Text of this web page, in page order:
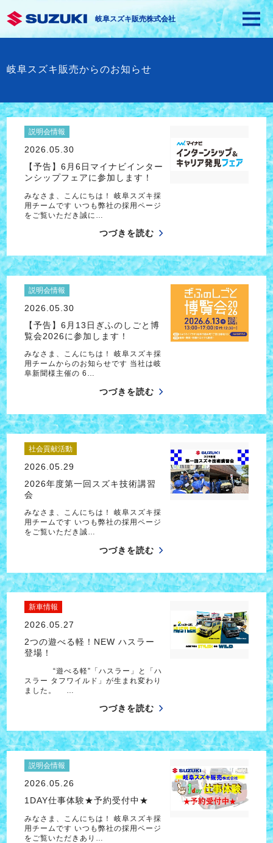
岐阜スズキ販売株式会社
岐阜スズキ販売からのお知らせ
説明会情報
2026.05.30
【予告】6月6日マイナビインター
ンシップフェアに参加します！
みなさま、こんにちは！ 岐阜スズキ採
用チームです いつも弊社の採用ページ
をご覧いただき誠に…
つづきを読む
説明会情報
2026.05.30
【予告】6月13日ぎふのしごと博
覧会2026に参加します！
みなさま、こんにちは！ 岐阜スズキ採
用チームからのお知らせです 当社は岐
阜新聞様主催の 6…
つづきを読む
社会貢献活動
2026.05.29
2026年度第一回スズキ技術講習
会
みなさま、こんにちは！ 岐阜スズキ採
用チームです いつも弊社の採用ページ
をご覧いただき誠…
つづきを読む
新車情報
2026.05.27
2つの遊べる軽！NEW ハスラー
登場！
“遊べる軽”「ハスラー」と「ハ
スラー タフワイルド」が生まれ変わり
ました。 …
つづきを読む
説明会情報
2026.05.26
1DAY仕事体験★予約受付中★
みなさま、こんにちは！ 岐阜スズキ採
用チームです いつも弊社の採用ページ
をご覧いただきあり…